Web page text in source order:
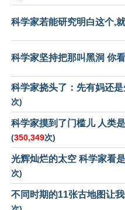
科学家若能研究明白这个,
科学家坚持把那叫黑洞 你
科学家挠头了：先有妈还
次)
科学家摸到了门槛儿 人类
(350,349次)
光辉灿烂的太空 科学家看
次)
不同时期的11张古地图让